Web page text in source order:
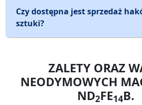
Czy dostępna jest sprzedaż
sztuki?
ZALETY ORAZ
NEODYMOWYCH
ND2FE14B.